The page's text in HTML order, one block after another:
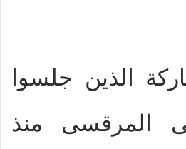
الذين جلسوا
المرقسى منذ